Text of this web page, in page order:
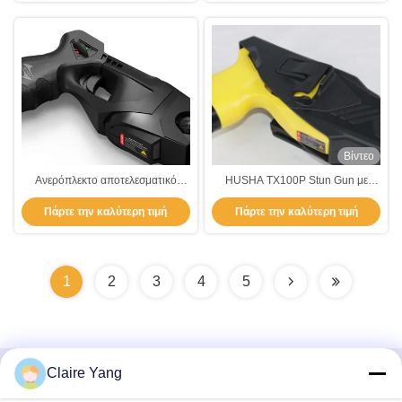
Ανερόπλεκτο αποτελεσματικό
ενεργειακό όπλο ηλεκτρικό
αναισθητοποιητικό όπλο ασφαλές
στη χρήση
Πάρτε την καλύτερη τιμή
Βίντεο
HUSHA TX100P Stun Gun με
55KV έξοδος τάσης Αδιάβροχη
IP57 και επαναφορτιζόμενη
μπαταρία 1400mAh για την
Πάρτε την καλύτερη τιμή
1 2 3 4 5
Γρήγορη επικοινωνία
Claire Yang